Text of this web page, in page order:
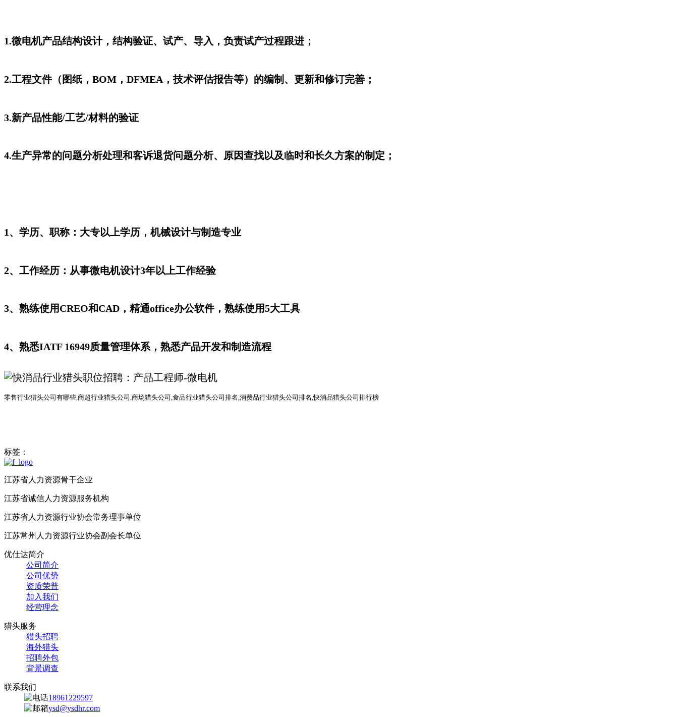
1.微电机产品结构设计，结构验证、试产、导入，负责试产过程跟进；
2.工程文件（图纸，BOM，DFMEA，技术评估报告等）的编制、更新和修订完善；
3.新产品性能/工艺/材料的验证
4.生产异常的问题分析处理和客诉退货问题分析、原因查找以及临时和长久方案的制定；
1、学历、职称：大专以上学历，机械设计与制造专业
2、工作经历：从事微电机设计3年以上工作经验
3、熟练使用CREO和CAD，精通office办公软件，熟练使用5大工具
4、熟悉IATF 16949质量管理体系，熟悉产品开发和制造流程
零售行业猎头公司有哪些 ,商超行业猎头公司,商场猎头公司,食品行业猎头公司排名,消费品行业猎头公司排名,快消品猎头公司排行榜
标签：
江苏省人力资源骨干企业
江苏省诚信人力资源服务机构
江苏省人力资源行业协会常务理事单位
江苏常州人力资源行业协会副会长单位
优仕达简介
公司简介
公司优势
资质荣普
加入我们
经营理念
猎头服务
猎头招聘
海外猎头
招聘外包
背景调查
联系我们
18961229597
ysd@ysdhr.com